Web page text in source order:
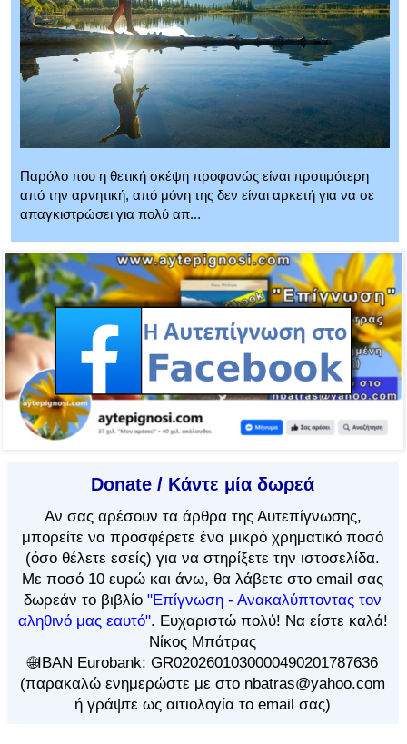
Παρόλο που η θετική σκέψη προφανώς είναι προτιμότερη
από την αρνητική, από μόνη της δεν είναι αρκετή για να σε
απαγκιστρώσει για πολύ απ...
Donate / Κάντε μία δωρεά
Αν σας αρέσουν τα άρθρα της Αυτεπίγνωσης,
μπορείτε να προσφέρετε ένα μικρό χρηματικό ποσό
(όσο θέλετε εσείς) για να στηρίξετε την ιστοσελίδα.
Με ποσό 10 ευρώ και άνω, θα λάβετε στο email σας
δωρεάν το βιβλίο"Επίγνωση - Ανακαλύπτοντας τον
αληθινό μας εαυτό". Ευχαριστώ πολύ! Να είστε καλά!
Νίκος Μπάτρας
🌐IBAN Eurobank: GR0202601030000490201787636
(παρακαλώ ενημερώστε με στο nbatras@yahoo.com
ή γράψτε ως αιτιολογία το email σας)